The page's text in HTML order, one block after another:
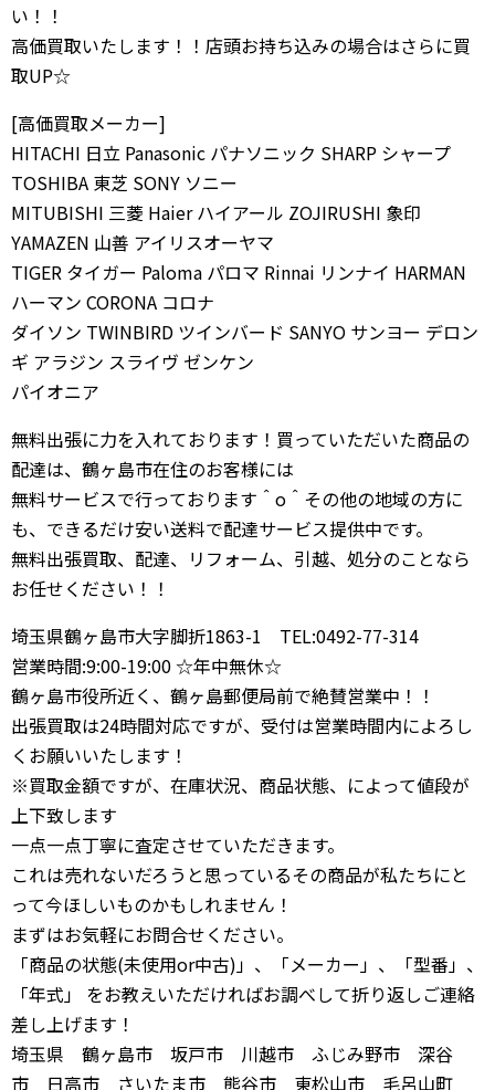
い！！
高価買取いたします！！店頭お持ち込みの場合はさらに買
取UP☆
[高価買取メーカー]
HITACHI 日立 Panasonic パナソニック SHARP シャープ
TOSHIBA 東芝 SONY ソニー
MITUBISHI 三菱 Haier ハイアール ZOJIRUSHI 象印
YAMAZEN 山善 アイリスオーヤマ
TIGER タイガー Paloma パロマ Rinnai リンナイ HARMAN
ハーマン CORONA コロナ
ダイソン TWINBIRD ツインバード SANYO サンヨー デロン
ギ アラジン スライヴ ゼンケン
パイオニア
無料出張に力を入れております！買っていただいた商品の
配達は、鶴ヶ島市在住のお客様には
無料サービスで行っております＾o＾その他の地域の方に
も、できるだけ安い送料で配達サービス提供中です。
無料出張買取、配達、リフォーム、引越、処分のことなら
お任せください！！
埼玉県鶴ヶ島市大字脚折1863-1 TEL:0492-77-314
営業時間:9:00-19:00 ☆年中無休☆
鶴ヶ島市役所近く、鶴ヶ島郵便局前で絶賛営業中！！
出張買取は24時間対応ですが、受付は営業時間内によろし
くお願いいたします！
※買取金額ですが、在庫状況、商品状態、によって値段が
上下致します
一点一点丁寧に査定させていただきます。
これは売れないだろうと思っているその商品が私たちにと
って今ほしいものかもしれません！
まずはお気軽にお問合せください。
「商品の状態(未使用or中古)」、「メーカー」、「型番」、
「年式」 をお教えいただければお調べして折り返しご連絡
差し上げます！
埼玉県 鶴ヶ島市 坂戸市 川越市 ふじみ野市 深谷
市 日高市 さいたま市 熊谷市 東松山市 毛呂山町